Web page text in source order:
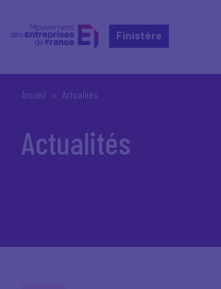
Finistère
Accueil Actualités
Actualités